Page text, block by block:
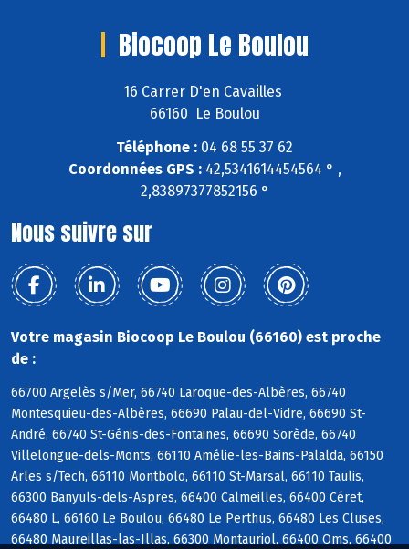
Biocoop Le Boulou
16 Carrer D'en Cavailles
66160 Le Boulou
Téléphone : 04 68 55 37 62
Coordonnées GPS :42,5341614454564 ° ,
2,83897377852156 °
Nous suivre sur
Votre magasin Biocoop Le Boulou (66160) est proche
de :
66700 Argelès s/Mer, 66740 Laroque-des-Albères, 66740
Montesquieu-des-Albères, 66690 Palau-del-Vidre, 66690 St-
André, 66740 St-Génis-des-Fontaines, 66690 Sorède, 66740
Villelongue-dels-Monts, 66110 Amélie-les-Bains-Palalda, 66150
Arles s/Tech, 66110 Montbolo, 66110 St-Marsal, 66110 Taulis,
66300 Banyuls-dels-Aspres, 66400 Calmeilles, 66400 Céret,
66480 L, 66160 Le Boulou, 66480 Le Perthus, 66480 Les Cluses,
66480 Maureillas-las-Illas, 66300 Montauriol, 66400 Oms, 66400